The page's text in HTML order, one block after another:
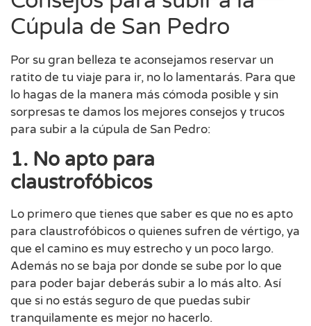
Cúpula de San Pedro
Por su gran belleza te aconsejamos reservar un
ratito de tu viaje para ir, no lo lamentarás. Para que
lo hagas de la manera más cómoda posible y sin
sorpresas te damos los mejores consejos y trucos
para subir a la cúpula de San Pedro:
1. No apto para
claustrofóbicos
Lo primero que tienes que saber es que no es apto
para claustrofóbicos o quienes sufren de vértigo, ya
que el camino es muy estrecho y un poco largo.
Además no se baja por donde se sube por lo que
para poder bajar deberás subir a lo más alto. Así
que si no estás seguro de que puedas subir
tranquilamente es mejor no hacerlo.